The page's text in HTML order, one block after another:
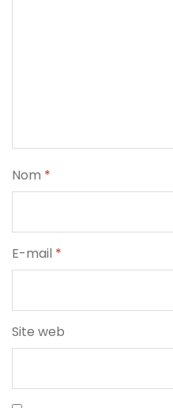
Nom *
E-mail *
Site web